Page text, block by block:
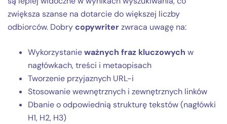
zwiększa szanse na dotarcie do większej liczby
odbiorców. Dobrycopywriterzwraca uwagę na:
Wykorzystanieważnych fraz kluczowych w
nagłówkach, treści i metaopisach
Tworzenie przyjaznych URL-i
Stosowanie wewnętrznych i zewnętrznych linków
Dbanie o odpowiednią strukturę tekstów (nagłówki
H1, H2, H3)